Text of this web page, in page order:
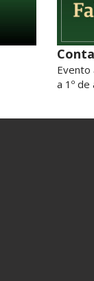
Evento
a 1º